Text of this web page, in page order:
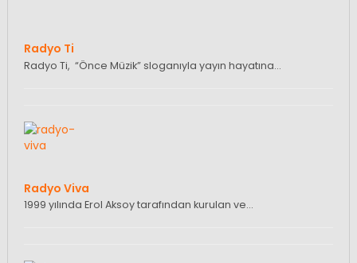
Radyo Ti
Radyo Ti, “Önce Müzik” sloganıyla yayın hayatına…
Radyo Viva
1999 yılında Erol Aksoy tarafından kurulan ve…